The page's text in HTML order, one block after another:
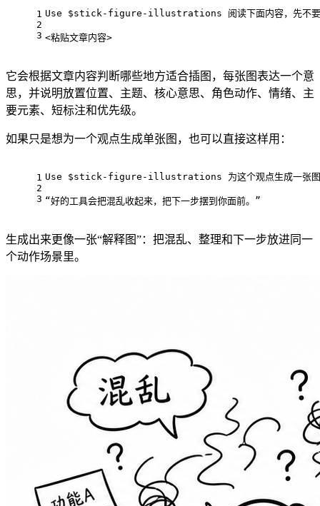
1
2
3
Use $stick-figure-illustrations 阅读下面内容，先不要
<粘贴文章内容>
它会根据文章内容判断哪些地方适合插图，每张图表达一个意
思，并说明放置位置、主题、核心意思、角色动作、情绪、主
要元素、短标注和优先级。
如果只是想为一个观点生成单张图，也可以直接这样用：
1
2
3
Use $stick-figure-illustrations 为这个观点生成一张图
“好的工具会把混乱收起来，把下一步摆到你面前。”
生成出来更像一张“解释图”：把混乱、整理和下一步放进同一
个动作场景里。